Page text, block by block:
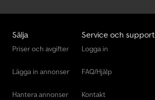
Sälja
Priser och avgifter
Lägga in annonser
Hantera annonser
Service och support
Logga in
FAQ/Hjälp
Kontakt